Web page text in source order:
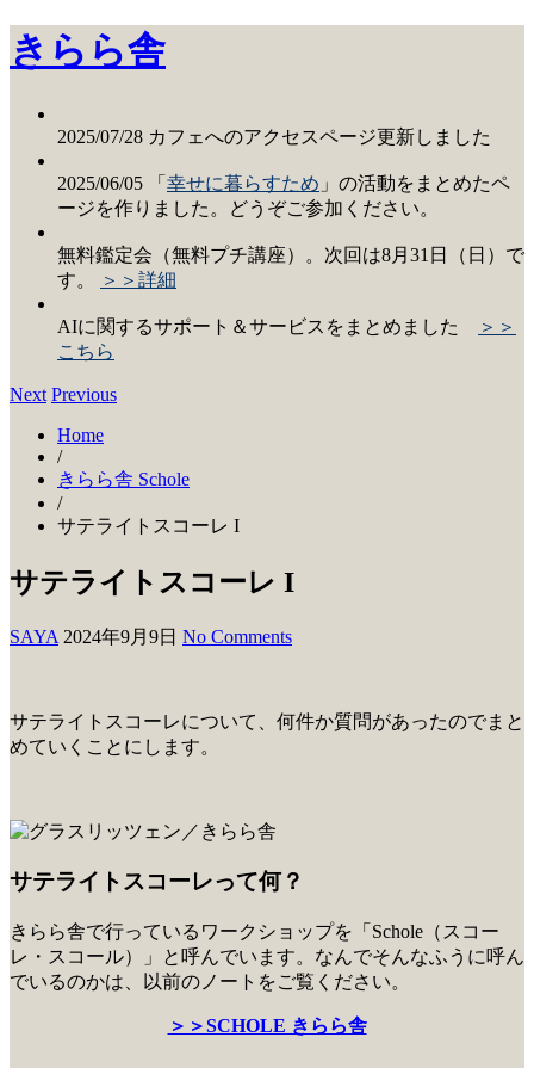
きらら舎
2025/07/28 カフェへのアクセスページ更新しました
2025/06/05 「 幸せに暮らすため 」の活動をまとめたペ
ージを作りました。どうぞご参加ください。
無料鑑定会（無料プチ講座）。次回は8月31日（日）で
す。
＞＞詳細
AIに関するサポート＆サービスをまとめました
＞＞
こちら
Next Previous
Home
/
きらら舎 Schole
/
サテライトスコーレ I
サテライトスコーレ I
SAYA 2024年9月9日 No Comments
サテライトスコーレについて、何件か質問があったのでまと
めていくことにします。
サテライトスコーレって何？
きらら舎で行っているワークショップを「Schole（スコー
レ・スコール）」と呼んでいます。なんでそんなふうに呼ん
でいるのかは、以前のノートをご覧ください。
＞＞SCHOLE きらら舎